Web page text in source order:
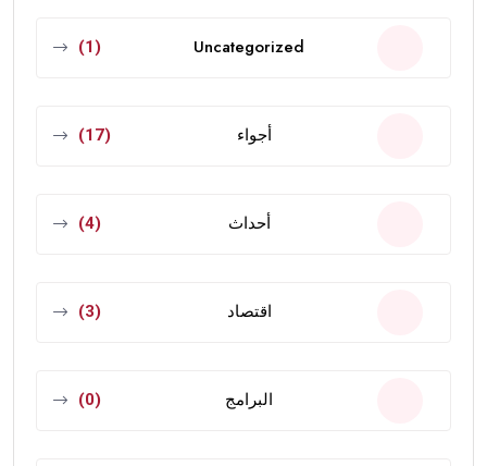
Uncategorized
(1)
أجواء (17)
أحداث (4)
اقتصاد (3)
البرامج (0)